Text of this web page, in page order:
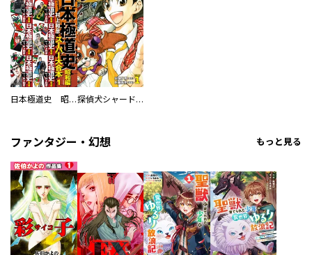
日本極道史 昭和編 スーパー大合本 探偵犬シャードック（新装版）
ファンタジー・幻想 もっと見る